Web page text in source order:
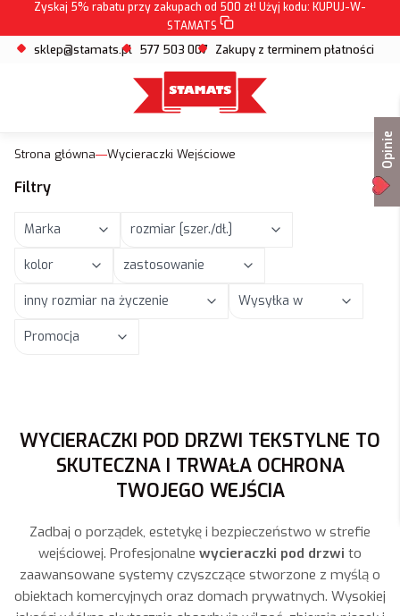
Zyskaj 5% rabatu przy zakupach od 500 zł! Użyj kodu: KUPUJ-W-
STAMATS
sklep@stamats.pl 577 503 007 Zakupy z terminem płatności
Strona główna Wycieraczki Wejściowe
Filtry
Marka rozmiar [szer./dł.]
kolor zastosowanie
inny rozmiar na życzenie Wysyłka w
Promocja
WYCIERACZKI POD DRZWI TEKSTYLNE TO
SKUTECZNA I TRWAŁA OCHRONA
TWOJEGO WEJŚCIA
Zadbaj o porządek, estetykę i bezpieczeństwo w strefie
wejściowej. Profesjonalne wycieraczki pod drzwi to
zaawansowane systemy czyszczące stworzone z myślą o
obiektach komercyjnych oraz domach prywatnych. Wysokiej
Opinie